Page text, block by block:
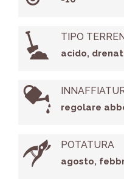
TIPO
acido,
regolare
POTATURA
agosto,